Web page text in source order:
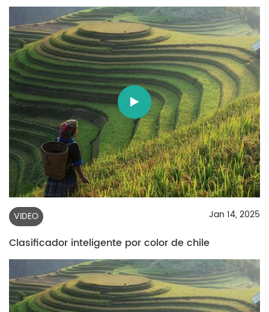
VIDEO Jan 14, 2025
Clasificador inteligente por color de chile